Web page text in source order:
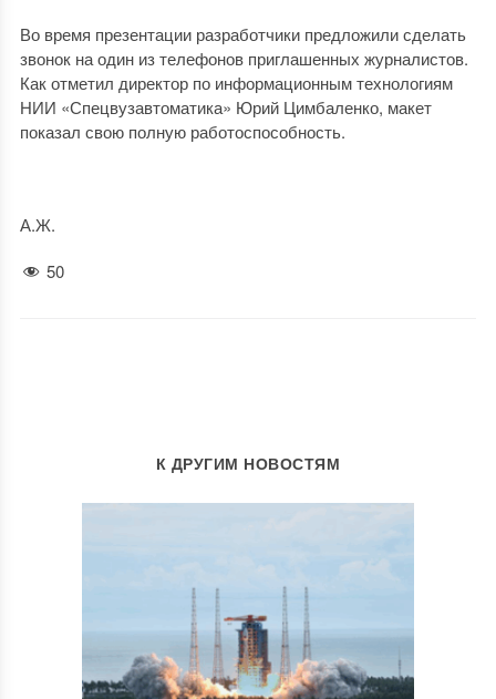
Во время презентации разработчики предложили сделать
звонок на один из телефонов приглашенных журналистов.
Как отметил директор по информационным технологиям
НИИ «Спецвузавтоматика» Юрий Цимбаленко, макет
показал свою полную работоспособность.
А.Ж.
50
К ДРУГИМ НОВОСТЯМ